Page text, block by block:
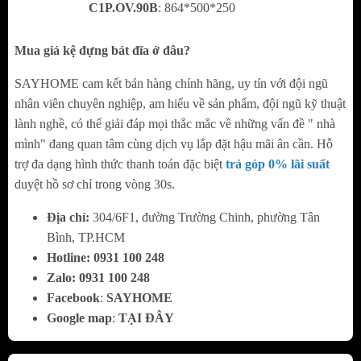
với các khoang tủ 600, 700, 750, 800 và 900
Vệ sinh và cách bảo quản:
- Tránh tiếp xúc với axit và muối ăn mòn
mạnh tổn hạn đến tuổi thọ của inox
- Nên Vệ sinh inox bằng dung dịch vệ sinh
chuyên dụng
- Không nên nhồi nhét quá nhiều bát đĩa so
với tải trọng tối đa của giá bát
Tại sao Grob được khách hàng tin dùng mua
sản phẩm ?!
C1P.OV.90B: 864*500*250
Mua giá kệ đựng bát đĩa ở đâu?
SAYHOME cam kết bán hàng chính hãng, uy tín với đội ngũ
nhân viên chuyên nghiệp, am hiểu về sản phẩm, đội ngũ kỹ thuật
lành nghề, có thể giải đáp mọi thắc mắc về những vấn đề " nhà
mình" đang quan tâm cùng dịch vụ lắp đặt hậu mãi ân cần. Hỗ
trợ đa dạng hình thức thanh toán đặc biệt trả góp 0% lãi suất
duyệt hồ sơ chỉ trong vòng 30s.
Địa chỉ: 304/6F1, đường Trường Chinh, phường Tân
Bình, TP.HCM
Hotline: 0931 100 248
Zalo: 0931 100 248
Facebook: SAYHOME
Google map: TẠI ĐÂY